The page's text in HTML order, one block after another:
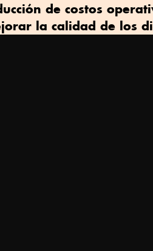
de costos
la calidad de los